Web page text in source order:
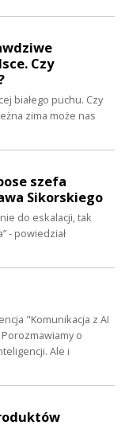
Czy
białego puchu. Czy
zima może nas
szefa
Sikorskiego
do eskalacji, tak
- powiedział
"Komunikacja z AI
o
Ale i